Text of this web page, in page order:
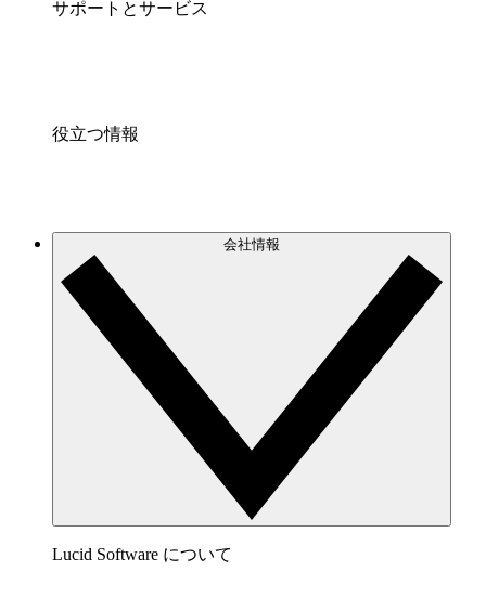
サポートとサービス
役立つ情報
会社情報
Lucid Software について